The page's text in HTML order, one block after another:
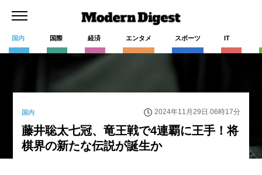
国内 国際 経済 エンタメ スポーツ IT
国内 2024年11月29日 06時17分
藤井聡太七冠、竜王戦で4連覇に王手！将
棋界の新たな伝説が誕生か